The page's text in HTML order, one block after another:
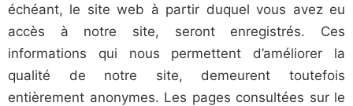
échéant, le site web à partir duquel vous avez eu
accès à notre site, seront enregistrés. Ces
informations qui nous permettent d’améliorer la
qualité de notre site, demeurent toutefois
entièrement anonymes. Les pages consultées sur le